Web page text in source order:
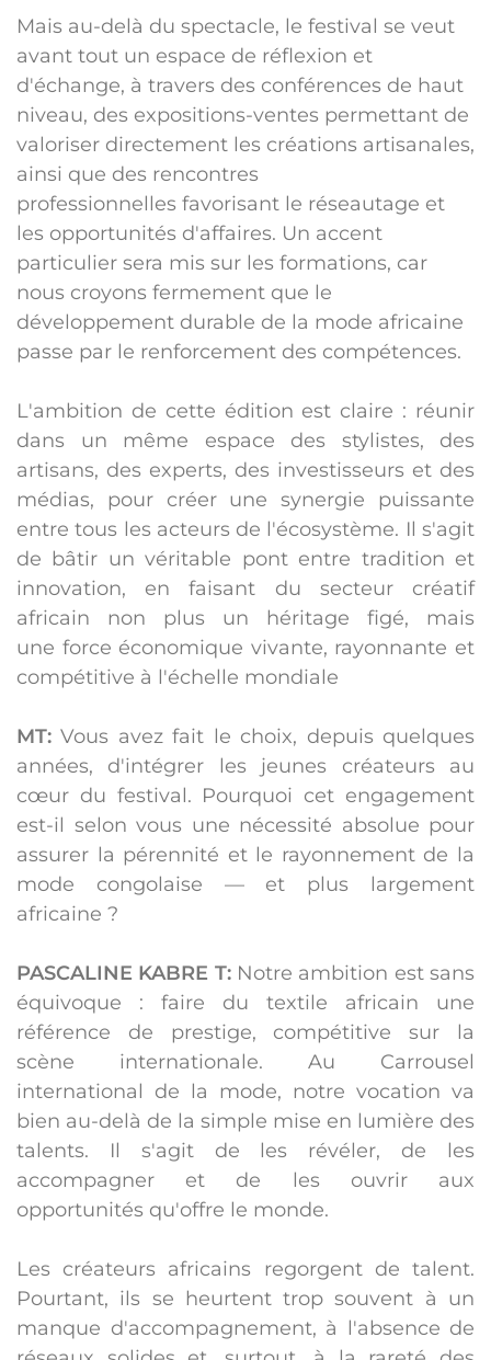
Mais au-delà du spectacle, le festival se veut
avant tout un espace de réflexion et
d'échange, à travers des conférences de haut
niveau, des expositions-ventes permettant de
valoriser directement les créations artisanales,
ainsi que des rencontres
professionnelles favorisant le réseautage et
les opportunités d'affaires. Un accent
particulier sera mis sur les formations, car
nous croyons fermement que le
développement durable de la mode africaine
passe par le renforcement des compétences.
L'ambition de cette édition est claire : réunir
dans un même espace des stylistes, des
artisans, des experts, des investisseurs et des
médias, pour créer une synergie puissante
entre tous les acteurs de l'écosystème. Il s'agit
de bâtir un véritable pont entre tradition et
innovation, en faisant du secteur créatif
africain non plus un héritage figé, mais
une force économique vivante, rayonnante et
compétitive à l'échelle mondiale
MT: Vous avez fait le choix, depuis quelques
années, d'intégrer les jeunes créateurs au
cœur du festival. Pourquoi cet engagement
est-il selon vous une nécessité absolue pour
assurer la pérennité et le rayonnement de la
mode congolaise — et plus largement
africaine ?
PASCALINE KABRE T:Notre ambition est sans
équivoque : faire du textile africain une
référence de prestige, compétitive sur la
scène internationale. Au Carrousel
international de la mode, notre vocation va
bien au-delà de la simple mise en lumière des
talents. Il s'agit de les révéler, de les
accompagner et de les ouvrir aux
opportunités qu'offre le monde.
Les créateurs africains regorgent de talent.
Pourtant, ils se heurtent trop souvent à un
manque d'accompagnement, à l'absence de